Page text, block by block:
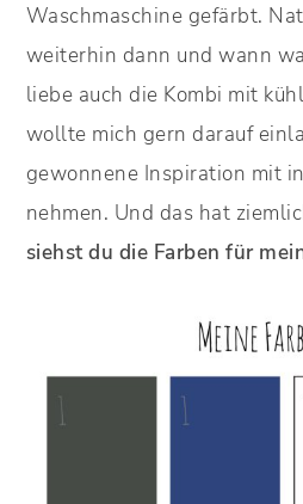
Waschmaschine gefärbt.
weiterhin dann und wann
liebe auch die Kombi mit
wollte mich gern darauf
gewonnene Inspiration mit
nehmen. Und das hat
siehst du die Farben für